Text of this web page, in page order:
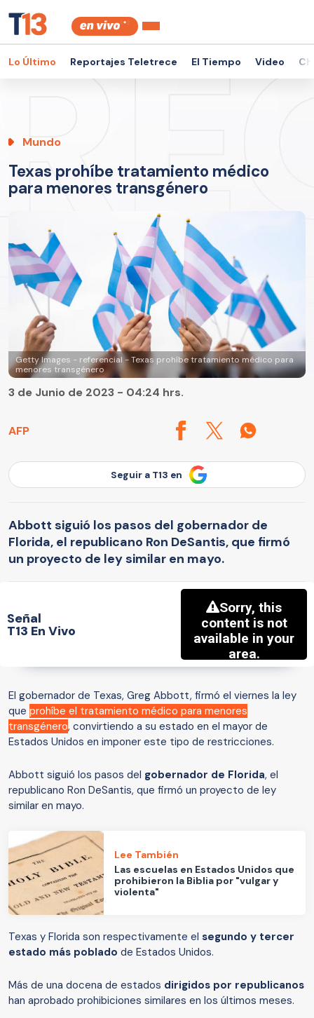
Lo Último Reportajes Teletrece El Tiempo Video
Mundo
Texas prohíbe tratamiento médico
para menores transgénero
Getty Images - referencial - Texas prohíbe tratamiento médico para
menores transgénero
AFP
3 de Junio de 2023 - 04:24 hrs.
Seguir a T13 en
Abbott siguió los pasos del gobernador de
Florida, el republicano Ron DeSantis, que firmó
un proyecto de ley similar en mayo.
Señal
T13 En Vivo
El gobernador de Texas, Greg Abbott, firmó el viernes la ley
que prohíbe el tratamiento médico para menores
transgénero, convirtiendo a su estado en el mayor de
Estados Unidos en imponer este tipo de restricciones.
Abbott siguió los pasos del gobernador de Florida, el
republicano Ron DeSantis, que firmó un proyecto de ley
similar en mayo.
Lee También
Las escuelas en Estados Unidos que
prohibieron la Biblia por "vulgar y
violenta"
Texas y Florida son respectivamente el segundo y tercer
estado más poblado de Estados Unidos.
Más de una docena de estados dirigidos por republicanos
han aprobado prohibiciones similares en los últimos meses.